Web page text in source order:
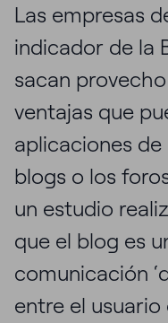
Las empresas
indicador de la
sacan
ventajas que
aplicaciones
blogs o los
un estudio
que el blog es
comunicación
entre el